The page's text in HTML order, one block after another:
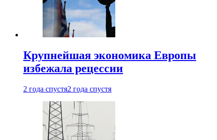
Крупнейшая экономика Европы
избежала рецессии
2 года спустя2 года спустя